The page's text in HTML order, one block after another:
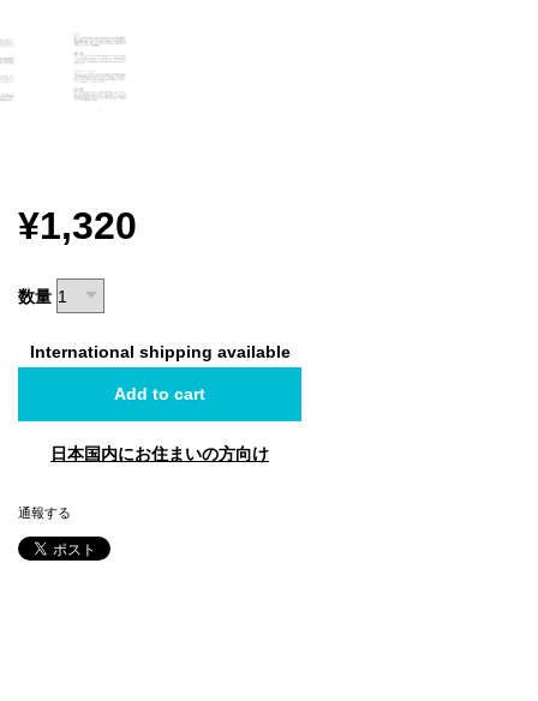
¥1,320
数量
International shipping available
Add to cart
日本国内にお住まいの方向け
通報する